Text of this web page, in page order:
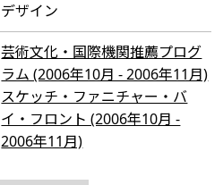
デザイン
芸術文化・国際機関推薦プログ
ラム (2006年10月 - 2006年11月)
スケッチ・ファニチャー・バ
イ・フロント (2006年10月 -
2006年11月)